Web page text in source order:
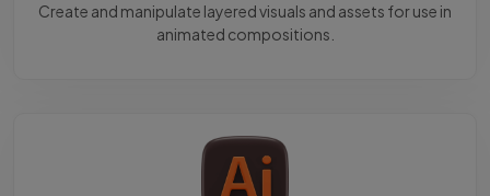
Create and manipulate layered visuals and assets for use in
animated compositions.